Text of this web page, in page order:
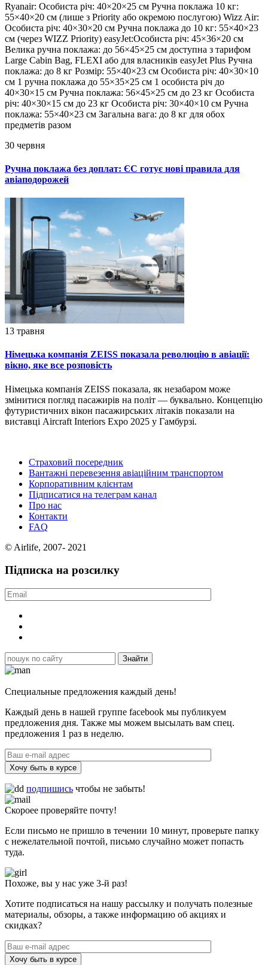
Ryanair: Особиста річ: 40×20×25 см Ручна поклажа 10 кг:
55×40×20 см (лише з Priority або окремою послугою) Wizz Air:
Особиста річ: 40×30×20 см Ручна поклажа до 10 кг: 55×40×23
см (через WIZZ Priority) easyJet:Особиста річ: 45×36×20 см
Велика ручна поклажа: до 56×45×25 см доступна з тарифом
Large Cabin Bag, FLEXI або для власників easyJet Plus Ручна
поклажа: до 8 кг Розмір: 55×40×23 см Особиста річ: 40×30×10
см 1 ручна поклажа до 55×35×25 см 1 особиста річ до
40×30×15 см Ручна поклажа: 56×45×25 см до 23 кг Особиста
річ: 40×30×15 см до 23 кг Особиста річ: 30×40×10 см Ручна
поклажа: 55×40×23 см Загальна вага: до 8 кг для обох
предметів разом
30 червня
Ручна поклажа без доплат: ЄС готує нові правила для
авіаподорожей
13 травня
Німецька компанія ZEISS показала революцію в авіації:
вікно, яке все розповість
Німецька компанія ZEISS показала, як незабаром може
змінитися погляд пасажирів на політ — буквально. Концепцію
футуристичних вікон пасажирських літаків показали на
виставці Aircraft Interiors Expo 2025 у Гамбурзі.
Страховий посередник
Вантажні перевезення авіаційним транспортом
Корпоративним клієнтам
Підписатися на телеграм канал
Про нас
Контакти
FAQ
© Airlife, 2007- 2021
Підписка на розсилку
Специальные предложения каждый день!
Каждый день в нашей группе facebook мы публикуем
предложения дня. Также мы можем высылать вам спец.
предложения 1 раз в неделю.
Хочу быть в курсе
подпишись чтобы не забыть!
Скороее проверяйте почту!
Если письмо не пришло в течении 10 минут, проверьте папку
с нежелательной почтой, письмо случайно может попасть
туда.
Похоже, вы у нас уже 3-й раз!
Хотите подписаться на нашу рассылку и получать полезные
материалы, обзоры, а также информацию об акциях и
скидках?
Хочу быть в курсе